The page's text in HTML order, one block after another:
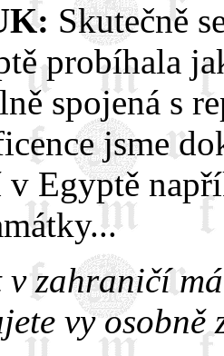
Skutečně
probíhala
spojená s
jsme
v Egyptě
zahraničí
vy osobně